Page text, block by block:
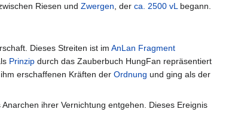
Riesen und Zwergen , der ca. 2500 vL begann.
Dieses Streiten ist im AnLan Fragment
Prinzip durch das Zauberbuch HungFan repräsentiert
erschaffenen Kräften der Ordnung und ging als der
Anarchen ihrer Vernichtung entgehen. Dieses Ereignis